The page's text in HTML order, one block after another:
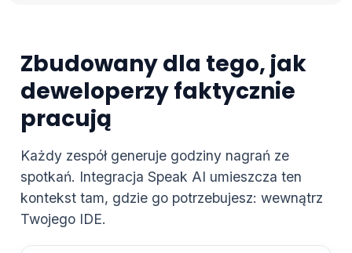
Zbudowany dla tego, jak
deweloperzy faktycznie
pracują
Każdy zespół generuje godziny nagrań ze
spotkań. Integracja Speak AI umieszcza ten
kontekst tam, gdzie go potrzebujesz: wewnątrz
Twojego IDE.